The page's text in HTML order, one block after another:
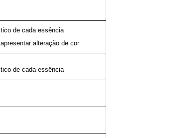
de cada essência
alteração de cor
de cada essência